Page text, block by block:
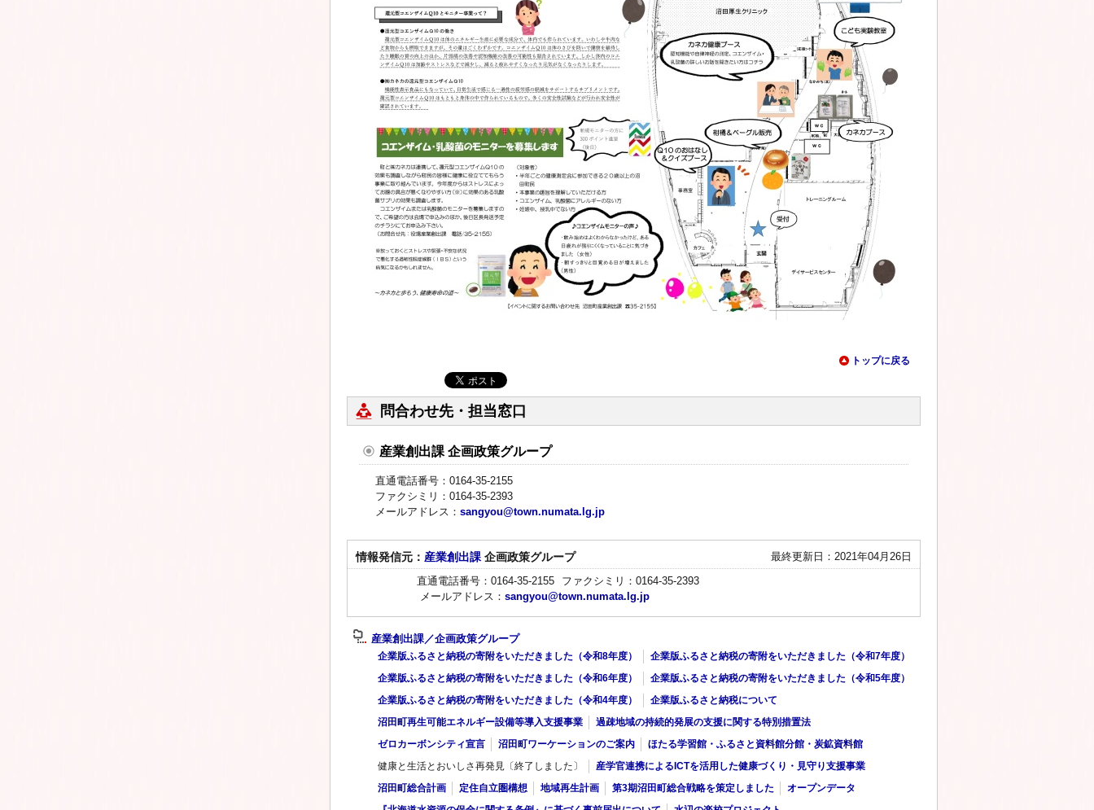
トップに戻る
問合わせ先・担当窓口
産業創出課 企画政策グループ
直通電話番号：0164-35-2155
ファクシミリ：0164-35-2393
メールアドレス： sangyou@town.numata.lg.jp
最終更新日：2021年04月26日
情報発信元： 産業創出課 企画政策グループ
直通電話番号：0164-35-2155
ファクシミリ：0164-35-2393
メールアドレス： sangyou@town.numata.lg.jp
産業創出課／企画政策グループ
企業版ふるさと納税の寄附をいただきました（令和8年度） 企業版ふるさと納税の寄附をいただきました（令和7年度）
企業版ふるさと納税の寄附をいただきました（令和6年度） 企業版ふるさと納税の寄附をいただきました（令和5年度）
企業版ふるさと納税の寄附をいただきました（令和4年度） 企業版ふるさと納税について
沼田町再生可能エネルギー設備等導入支援事業 過疎地域の持続的発展の支援に関する特別措置法
ゼロカーボンシティ宣言 沼田町ワーケーションのご案内 ほたる学習館・ふるさと資料館分館・炭鉱資料館
健康と生活とおいしさ再発見〔終了しました〕 産学官連携によるICTを活用した健康づくり・見守り支援事業
沼田町総合計画 定住自立圏構想 地域再生計画 第3期沼田町総合戦略を策定しました オープンデータ